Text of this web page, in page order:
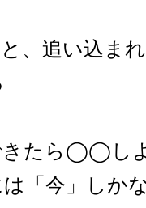
、追い込ま
きたら◯◯し
「今」しか